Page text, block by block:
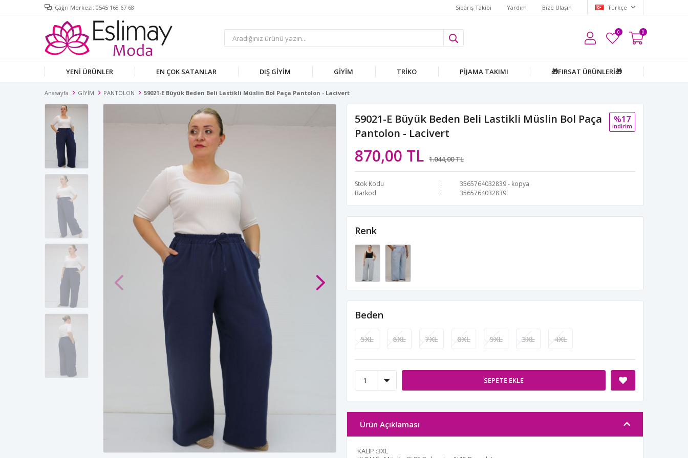
Çağrı Merkezi: 0545 168 67 68 Sipariş Takibi Yardım Bize Ulaşın Türkçe
0 0
YENİ ÜRÜNLER EN ÇOK SATANLAR DIŞ GİYİM GİYİM TRİKO PİJAMA TAKIMI 🎁FIRSAT ÜRÜNLERİ🎁
Anasayfa GİYİM PANTOLON 59021-E Büyük Beden Beli Lastikli Müslin Bol Paça Pantolon - Lacivert
59021-E Büyük Beden Beli Lastikli Müslin Bol Paça
Pantolon - Lacivert
870,00 TL 1.044,00 TL
%17
i̇ndi̇ri̇m
Stok Kodu
3565764032839 - kopya
Barkod
3565764032839
Renk
Beden
5XL 6XL 7XL 8XL 9XL 3XL 4XL
SEPETE EKLE
Ürün Açıklaması
KALIP :3XL